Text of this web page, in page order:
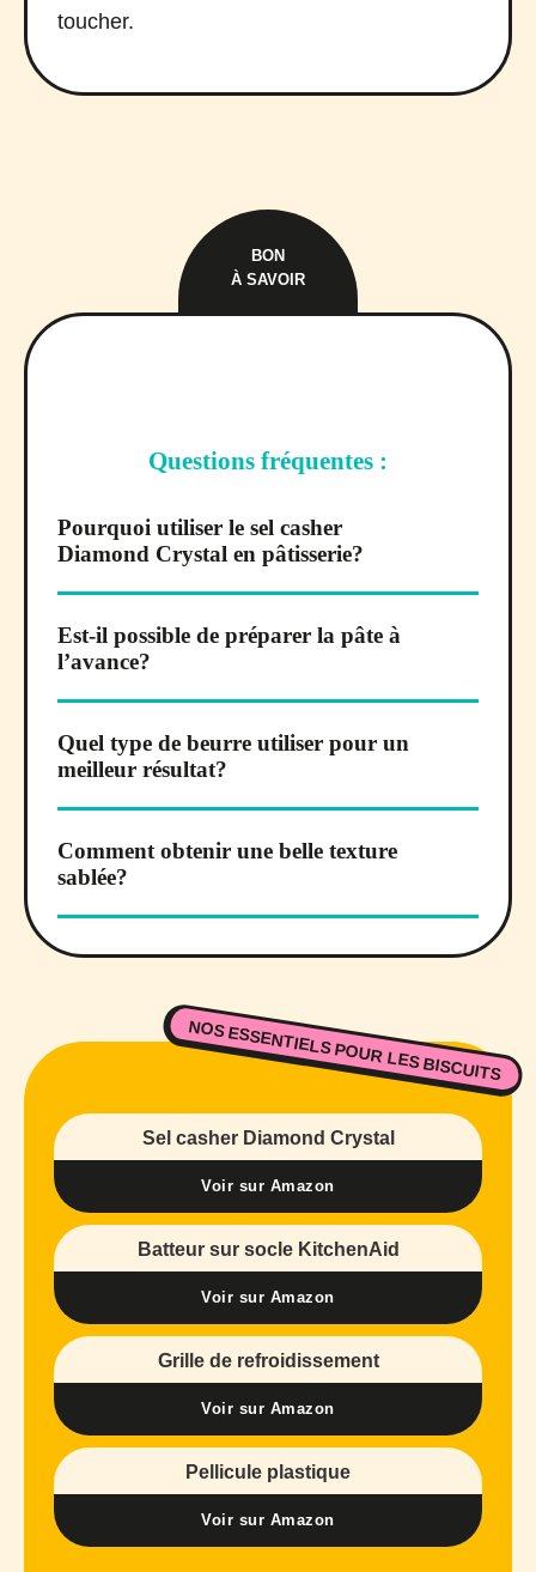
toucher.
BON
À SAVOIR
Questions fréquentes :
Pourquoi utiliser le sel casher
Diamond Crystal en pâtisserie?
Est-il possible de préparer la pâte à
l’avance?
Quel type de beurre utiliser pour un
meilleur résultat?
Comment obtenir une belle texture
sablée?
NOS ESSENTIELS POUR LES BISCUITS
Sel casher Diamond Crystal
Voir sur Amazon
Batteur sur socle KitchenAid
Voir sur Amazon
Grille de refroidissement
Voir sur Amazon
Pellicule plastique
Voir sur Amazon